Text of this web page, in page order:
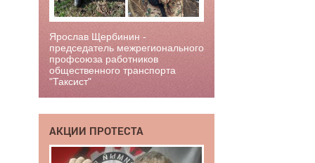
Ярослав Щербинин -
председатель межрегионального
профсоюза работников
общественного транспорта
"Таксист"
АКЦИИ ПРОТЕСТА